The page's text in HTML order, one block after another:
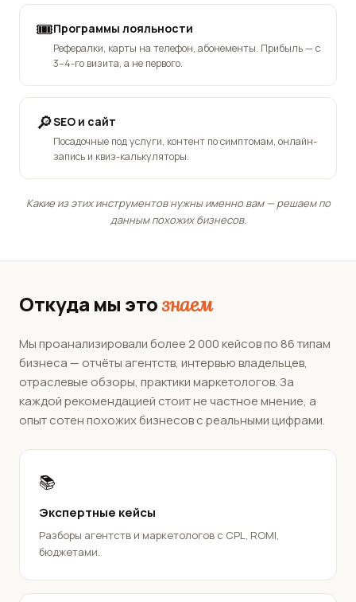
🎟️Программы лояльности
Рефералки, карты на телефон, абонементы. Прибыль — с
3–4-го визита, а не первого.
🔎SEO и сайт
Посадочные под услуги, контент по симптомам, онлайн-
запись и квиз-калькуляторы.
Какие из этих инструментов нужны именно вам — решаем по
данным похожих бизнесов.
Откуда мы этознаем
Мы проанализировали более 2 000 кейсов по 86 типам
бизнеса — отчёты агентств, интервью владельцев,
отраслевые обзоры, практики маркетологов. За
каждой рекомендацией стоит не частное мнение, а
опыт сотен похожих бизнесов с реальными цифрами.
📚
Экспертные кейсы
Разборы агентств и маркетологов с CPL, ROMI,
бюджетами.